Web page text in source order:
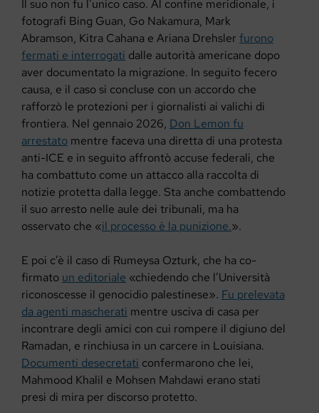
Il suo non fu l’unico caso. Al confine meridionale, i
fotografi Bing Guan, Go Nakamura, Mark
Abramson, Kitra Cahana e Ariana Drehsler furono
fermati e interrogati dalle autorità americane dopo
aver documentato la migrazione. In seguito fecero
causa, e il caso si concluse con un accordo che
rafforzò le protezioni per i giornalisti ai valichi di
frontiera. Nel gennaio 2026, Don Lemon fu
arrestato mentre faceva una diretta di una protesta
anti-ICE e in seguito affrontò accuse federali, che
ha combattuto come un attacco alla raccolta di
notizie protetta dalla legge. Sta anche combattendo
il suo arresto nelle aule dei tribunali, ma ha
osservato che «il processo è la punizione.».
E poi c’è il caso di Rumeysa Ozturk, che ha co-
firmato un editoriale «chiedendo che l’Università
riconoscesse il genocidio palestinese». Fu prelevata
da agenti mascherati mentre usciva di casa per
incontrare degli amici con cui rompere il digiuno del
Ramadan, e rinchiusa in un carcere in Louisiana.
Documenti desecretati confermarono che lei,
Mahmood Khalil e Mohsen Mahdawi erano stati
presi di mira per discorso protetto.